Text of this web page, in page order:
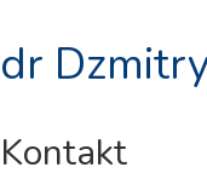
dr
Kontakt